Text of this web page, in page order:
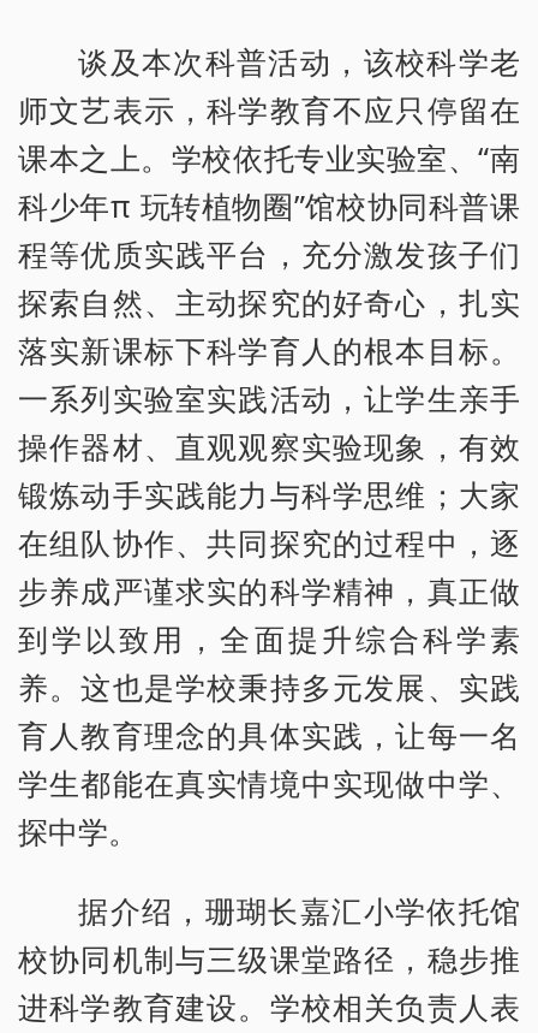
谈及本次科普活动，该校科学老
师文艺表示，科学教育不应只停留在
课本之上。学校依托专业实验室、“南
科少年π 玩转植物圈”馆校协同科普课
程等优质实践平台，充分激发孩子们
探索自然、主动探究的好奇心，扎实
落实新课标下科学育人的根本目标。
一系列实验室实践活动，让学生亲手
操作器材、直观观察实验现象，有效
锻炼动手实践能力与科学思维；大家
在组队协作、共同探究的过程中，逐
步养成严谨求实的科学精神，真正做
到学以致用，全面提升综合科学素
养。这也是学校秉持多元发展、实践
育人教育理念的具体实践，让每一名
学生都能在真实情境中实现做中学、
探中学。
据介绍，珊瑚长嘉汇小学依托馆
校协同机制与三级课堂路径，稳步推
进科学教育建设。学校相关负责人表